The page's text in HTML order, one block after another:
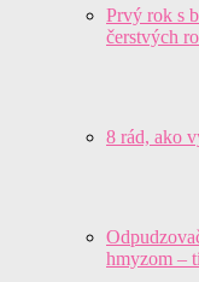
Prvý rok s
čerstvých
8 rád, ako
hmyzom –